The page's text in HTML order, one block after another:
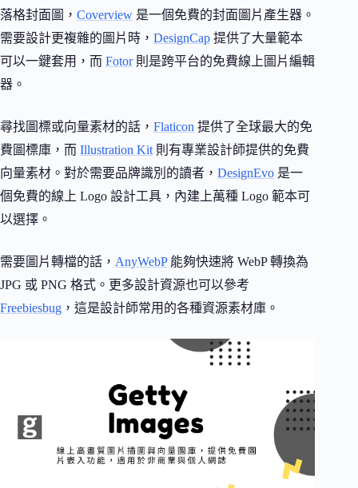
落格封面圖， Coverview 是一個免費的封面圖片產生器。
需要設計更複雜的圖片時， DesignCap 提供了大量範本
可以一鍵套用，而 Fotor則是跨平台的免費線上圖片編輯
器。
尋找圖標或向量素材的話， Flaticon 提供了全球最大的免
費圖標庫，而 Illustration Kit 則有專業設計師提供的免費
向量素材。對於需要品牌識別的讀者， DesignEvo 是一
個免費的線上 Logo 設計工具，內建上萬種 Logo 範本可
以選擇。
需要圖片轉檔的話， AnyWebP能夠快速將 WebP 轉換為
JPG 或 PNG 格式。更多設計資源也可以參考
Freebiesbug ，這是設計師常用的各種資源素材庫。